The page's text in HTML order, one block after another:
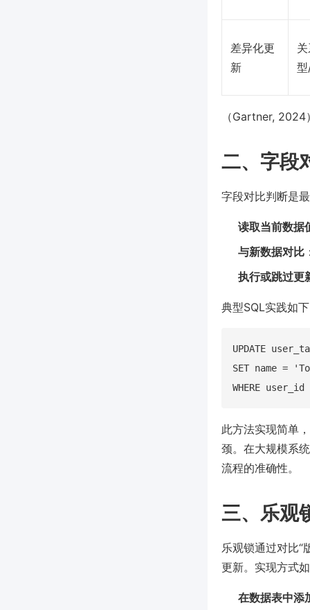
差异化更
新
（Gartner, 2024
二、字段
字段对比判断是
读取当前数据
与新数据对比
执行或跳过更
典型SQL实践如
UPDATE
SET name =
此方法实现简单
颈。在大规模系
流程的准确性。
三、乐观
乐观锁通过对比“
更新。实现方式
在数据表中